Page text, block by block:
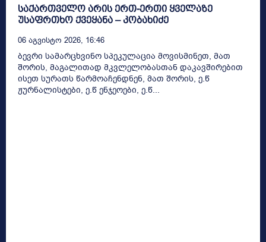
საქართველო არის ერთ-ერთი ყველაზე
უსაფრთხო ქვეყანა – კობახიძე
06 Აგვისტო 2026, 16:46
ბევრი სამარცხვინო სპეკულაცია მოვისმინეთ, მათ
შორის, მაგალითად მკვლელობასთან დაკავშირებით
ისეთ სურათს წარმოაჩენდნენ, მათ შორის, ე.წ
ჟურნალისტები, ე.წ ენჯეოები, ე.წ...